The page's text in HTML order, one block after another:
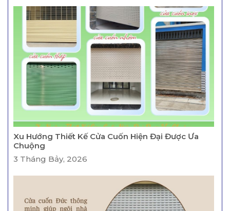
Xu Hướng Thiết Kế Cửa Cuốn Hiện Đại Được Ưa
Chuộng
3 Tháng Bảy, 2026